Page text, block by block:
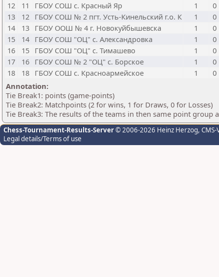
12
11 ГБОУ СОШ с. Красный Яр 1
0
13
12 ГБОУ СОШ № 2 пгт. Усть-Кинельский г.о. К 1
0
14
13 ГБОУ ООШ № 4 г. Новокуйбышевска 1
0
15
14 ГБОУ СОШ "ОЦ" с. Александровка 1
0
16
15 ГБОУ СОШ "ОЦ" с. Тимашево 1
0
17
16 ГБОУ СОШ № 2 "ОЦ" с. Борское 1
0
18
18 ГБОУ СОШ с. Красноармейское 1
0
Annotation:
Tie Break1: points (game-points)
Tie Break2: Matchpoints (2 for wins, 1 for Draws, 0 for Losses)
Tie Break3: The results of the teams in then same point group
Chess-Tournament-Results-Server© 2006-2026 Heinz Herzog,
Legal details/Terms of use